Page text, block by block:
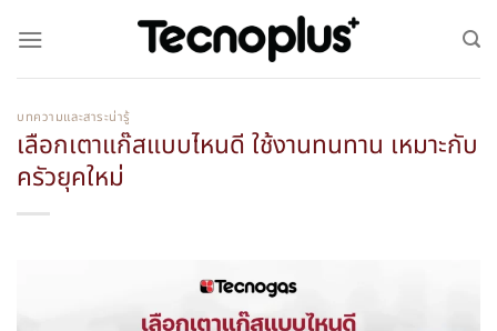
บทความและสาระน่ารู้
เลือกเตาแก๊สแบบไหนดี ใช้งานทนทาน เหมาะกับ
ครัวยุคใหม่